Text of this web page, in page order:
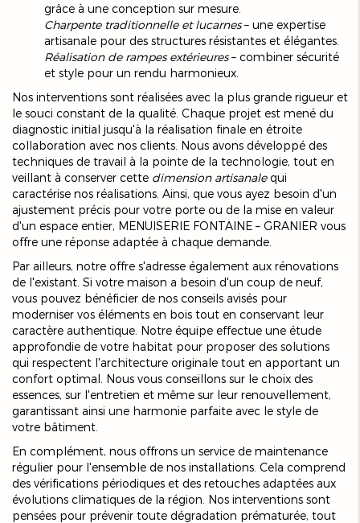
grâce à une conception sur mesure.
Charpente traditionnelle et lucarnes– une expertise
artisanale pour des structures résistantes et élégantes.
Réalisation de rampes extérieures– combiner sécurité
et style pour un rendu harmonieux.
Nos interventions sont réalisées avec la plus grande rigueur et
le souci constant de la qualité. Chaque projet est mené du
diagnostic initial jusqu'à la réalisation finale en étroite
collaboration avec nos clients. Nous avons développé des
techniques de travail à la pointe de la technologie, tout en
veillant à conserver cette dimension artisanalequi
caractérise nos réalisations. Ainsi, que vous ayez besoin d'un
ajustement précis pour votre porte ou de la mise en valeur
d'un espace entier, MENUISERIE FONTAINE – GRANIER vous
offre une réponse adaptée à chaque demande.
Par ailleurs, notre offre s'adresse également aux rénovations
de l'existant. Si votre maison a besoin d'un coup de neuf,
vous pouvez bénéficier de nos conseils avisés pour
moderniser vos éléments en bois tout en conservant leur
caractère authentique. Notre équipe effectue une étude
approfondie de votre habitat pour proposer des solutions
qui respectent l'architecture originale tout en apportant un
confort optimal. Nous vous conseillons sur le choix des
essences, sur l'entretien et même sur leur renouvellement,
garantissant ainsi une harmonie parfaite avec le style de
votre bâtiment.
En complément, nous offrons un service de maintenance
régulier pour l'ensemble de nos installations. Cela comprend
des vérifications périodiques et des retouches adaptées aux
évolutions climatiques de la région. Nos interventions sont
pensées pour prévenir toute dégradation prématurée, tout